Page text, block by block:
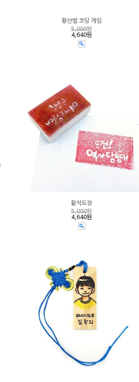
황산벌 코딩 게임
5,000원
4,640원
활석도장
5,000원
4,640원